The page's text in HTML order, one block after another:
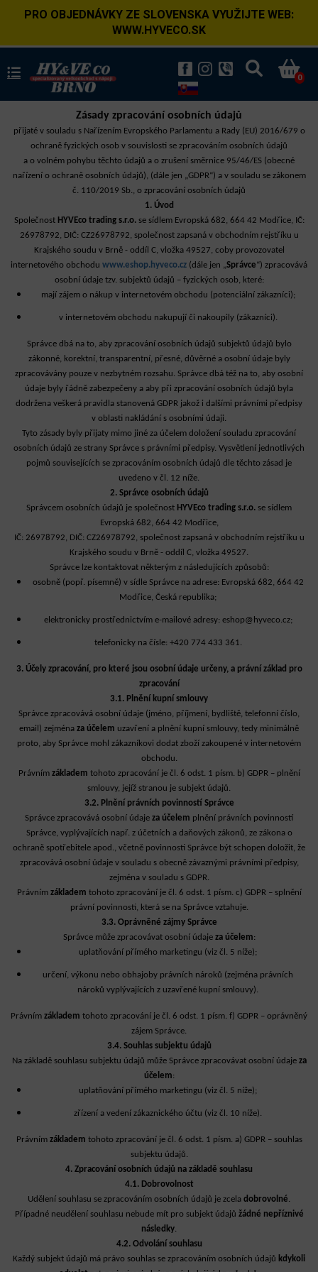
PRO OBJEDNÁVKY ZE SLOVENSKA VYUŽIJTE WEB:
WWW.HYVECO.SK
0
Zásady zpracování osobních údajů
přijaté v souladu s Nařízením Evropského Parlamentu a Rady (EU) 2016/679 o
ochraně fyzických osob v souvislosti se zpracováním osobních údajů
a o volném pohybu těchto údajů a o zrušení směrnice 95/46/ES (obecné
nařízení o ochraně osobních údajů), (dále jen „GDPR“) a v souladu se zákonem
č. 110/2019 Sb., o zpracování osobních údajů
1. Úvod
Společnost HYVEco trading s.r.o. se sídlem Evropská 682, 664 42 Modřice, IČ:
26978792, DIČ: CZ26978792, společnost zapsaná v obchodním rejstříku u
Krajského soudu v Brně - oddíl C, vložka 49527, coby provozovatel
internetového obchodu www.eshop.hyveco.cz (dále jen „Správce“) zpracovává
osobní údaje tzv. subjektů údajů – fyzických osob, které:
mají zájem o nákup v internetovém obchodu (potenciální zákazníci);
v internetovém obchodu nakupují či nakoupily (zákazníci).
Správce dbá na to, aby zpracování osobních údajů subjektů údajů bylo
zákonné, korektní, transparentní, přesné, důvěrné a osobní údaje byly
zpracovávány pouze v nezbytném rozsahu. Správce dbá též na to, aby osobní
údaje byly řádně zabezpečeny a aby při zpracování osobních údajů byla
dodržena veškerá pravidla stanovená GDPR jakož i dalšími právními předpisy
v oblasti nakládání s osobními údaji.
Tyto zásady byly přijaty mimo jiné za účelem doložení souladu zpracování
osobních údajů ze strany Správce s právními předpisy. Vysvětlení jednotlivých
pojmů souvisejících se zpracováním osobních údajů dle těchto zásad je
uvedeno v čl. 12 níže.
2. Správce osobních údajů
Správcem osobních údajů je společnost HYVEco trading s.r.o. se sídlem
Evropská 682, 664 42 Modřice,
IČ: 26978792, DIČ: CZ26978792, společnost zapsaná v obchodním rejstříku u
Krajského soudu v Brně - oddíl C, vložka 49527.
Správce lze kontaktovat některým z následujících způsobů:
osobně (popř. písemně) v sídle Správce na adrese: Evropská 682, 664 42
Modřice, Česká republika;
elektronicky prostřednictvím e-mailové adresy: eshop@hyveco.cz;
telefonicky na čísle: +420 774 433 361.
3. Účely zpracování, pro které jsou osobní údaje určeny, a právní základ pro
zpracování
3.1. Plnění kupní smlouvy
Správce zpracovává osobní údaje (jméno, příjmení, bydliště, telefonní číslo,
email) zejména za účelem uzavření a plnění kupní smlouvy, tedy minimálně
proto, aby Správce mohl zákazníkovi dodat zboží zakoupené v internetovém
obchodu.
Právním základem tohoto zpracování je čl. 6 odst. 1 písm. b) GDPR – plnění
smlouvy, jejíž stranou je subjekt údajů.
3.2. Plnění právních povinností Správce
Správce zpracovává osobní údaje za účelem plnění právních povinností
Správce, vyplývajících např. z účetních a daňových zákonů, ze zákona o
ochraně spotřebitele apod., včetně povinnosti Správce být schopen doložit, že
zpracovává osobní údaje v souladu s obecně závaznými právními předpisy,
zejména v souladu s GDPR.
Právním základem tohoto zpracování je čl. 6 odst. 1 písm. c) GDPR – splnění
právní povinnosti, která se na Správce vztahuje.
3.3. Oprávněné zájmy Správce
Správce může zpracovávat osobní údaje za účelem:
uplatňování přímého marketingu (viz čl. 5 níže);
určení, výkonu nebo obhajoby právních nároků (zejména právních
nároků vyplývajících z uzavřené kupní smlouvy).
Právním základem tohoto zpracování je čl. 6 odst. 1 písm. f) GDPR – oprávněný
zájem Správce.
3.4. Souhlas subjektu údajů
Na základě souhlasu subjektu údajů může Správce zpracovávat osobní údaje za
účelem:
uplatňování přímého marketingu (viz čl. 5 níže);
zřízení a vedení zákaznického účtu (viz čl. 10 níže).
Právním základem tohoto zpracování je čl. 6 odst. 1 písm. a) GDPR – souhlas
subjektu údajů.
4. Zpracování osobních údajů na základě souhlasu
4.1. Dobrovolnost
Udělení souhlasu se zpracováním osobních údajů je zcela dobrovolné.
Případné neudělení souhlasu nebude mít pro subjekt údajů žádné nepříznivé
následky.
4.2. Odvolání souhlasu
Každý subjekt údajů má právo souhlas se zpracováním osobních údajů kdykoli